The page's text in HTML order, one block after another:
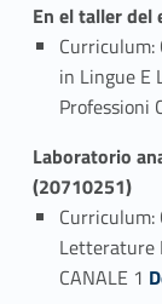
En el taller
in Lingue E
Professioni
Laboratorio
(20710251)
Curriculum:
Letterature
CANALE 1 Link identifier #identifier_person_29674-1